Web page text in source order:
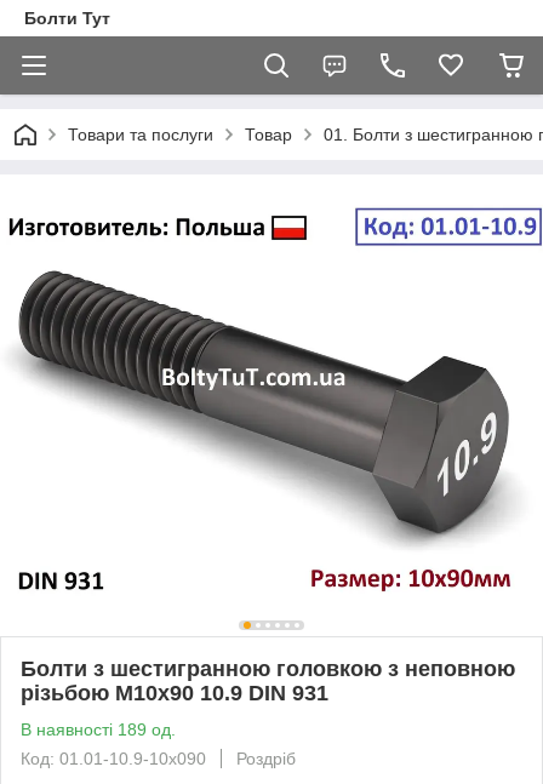
Болти Тут
Товари та послуги Товар 01. Болти з шестигранною
Болти з шестигранною головкою з неповною
різьбою М10х90 10.9 DIN 931
В наявності 189 од.
Код: 01.01-10.9-10х090
Роздріб